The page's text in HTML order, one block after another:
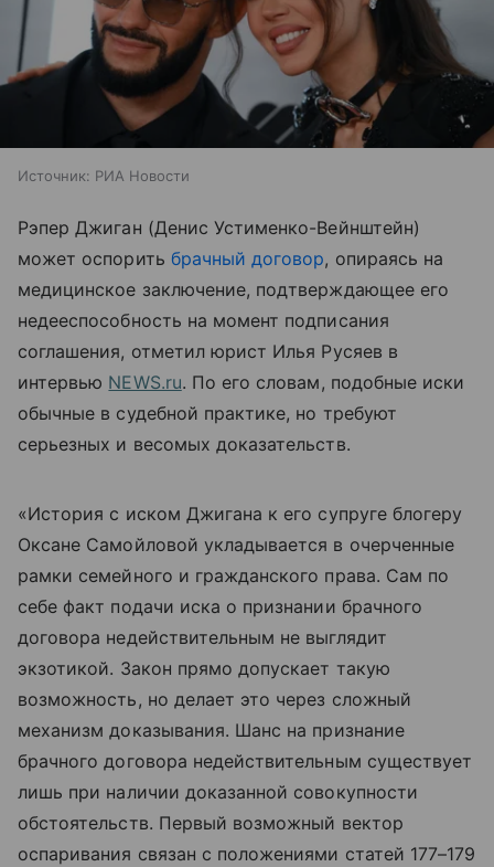
Источник: РИА Новости
Рэпер Джиган (Денис Устименко-Вейнштейн)
может оспорить брачный договор, опираясь на
медицинское заключение, подтверждающее его
недееспособность на момент подписания
соглашения, отметил юрист Илья Русяев в
интервью NEWS.ru. По его словам, подобные иски
обычные в судебной практике, но требуют
серьезных и весомых доказательств.
«История с иском Джигана к его супруге блогеру
Оксане Самойловой укладывается в очерченные
рамки семейного и гражданского права. Сам по
себе факт подачи иска о признании брачного
договора недействительным не выглядит
экзотикой. Закон прямо допускает такую
возможность, но делает это через сложный
механизм доказывания. Шанс на признание
брачного договора недействительным существует
лишь при наличии доказанной совокупности
обстоятельств. Первый возможный вектор
оспаривания связан с положениями статей 177–179